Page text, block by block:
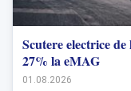
Scutere electrice
27% la eMAG
01.08.2026